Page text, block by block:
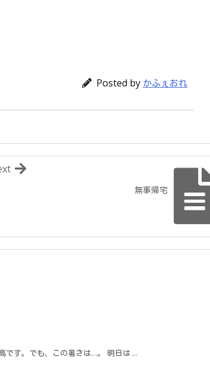
Posted by かふぇおれ
無事帰宅
です。でも、この暑さは…。 明日は ...